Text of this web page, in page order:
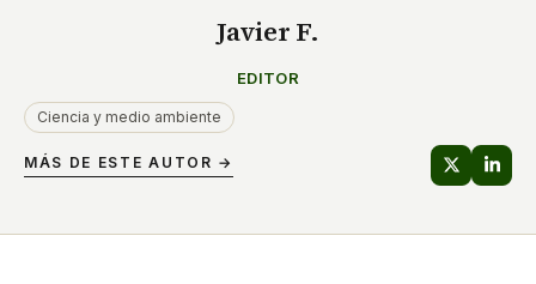
Javier F.
EDITOR
Ciencia y medio ambiente
MÁS DE ESTE AUTOR →